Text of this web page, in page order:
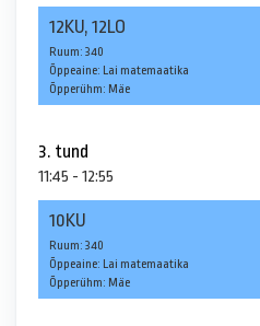
12KU, 12LO
Ruum: 340
Õppeaine: Lai matemaatika
Õpperühm: Mäe
3. tund
11:45 - 12:55
10KU
Ruum: 340
Õppeaine: Lai matemaatika
Õpperühm: Mäe